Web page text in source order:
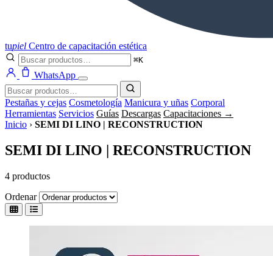
tupiel Centro de capacitación estética
⌘K
WhatsApp
Pestañas y cejas Cosmetología Manicura y uñas Corporal
Herramientas Servicios Guías Descargas Capacitaciones →
Inicio › SEMI DI LINO | RECONSTRUCTION
SEMI DI LINO | RECONSTRUCTION
4 productos
Ordenar